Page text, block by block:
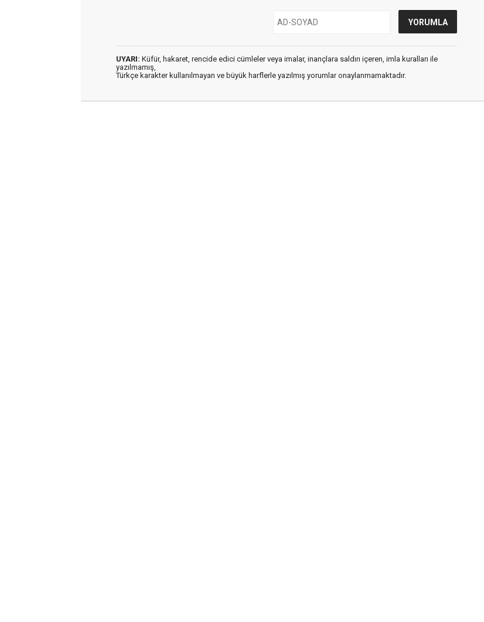
UYARI: Küfür, hakaret, rencide edici cümleler veya imalar, inançlara saldırı içeren, imla kuralları ile
yazılmamış,
Türkçe karakter kullanılmayan ve büyük harflerle yazılmış yorumlar onaylanmamaktadır.